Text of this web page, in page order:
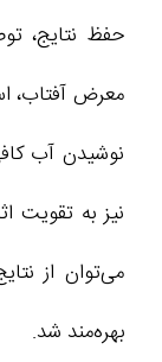
حفظ نتایج،
معرض آفتاب،
نوشیدن آب
نیز به تقویت
بهره‌مند شد.